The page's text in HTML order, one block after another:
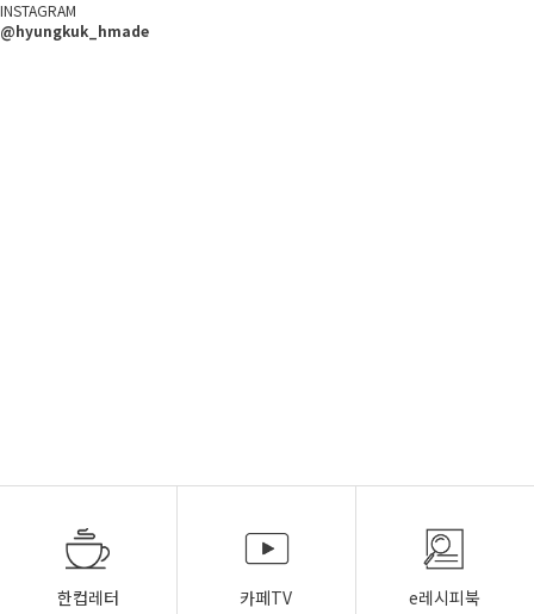
INSTAGRAM
@hyungkuk_hmade
한컵레터 카페TV e레시피북